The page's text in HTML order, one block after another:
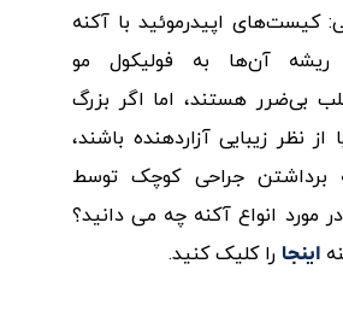
کیست‌های اپیدرموئید با آکنه
آن‌ها به فولیکول مو
بی‌ضرر هستند، اما اگر بزرگ
نظر زیبایی آزاردهنده باشند،
برداشتن جراحی کوچک توسط
مورد انواع آکنه چه می دانید؟
اینجا را کلیک کنید.